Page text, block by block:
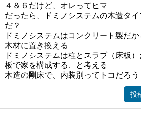
４＆６だけど、オレってヒマ
だったら、ドミノシステムの木造タイ
だ？
ドミノシステムはコンクリート製だ
木材に置き換える
ドミノシステムは柱とスラブ（床板
板で家を構成する、と考える
木造の剛床で、内装別ってトコだろう
投